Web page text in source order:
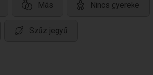
Más Nincs gyereke
Szűz jegyű